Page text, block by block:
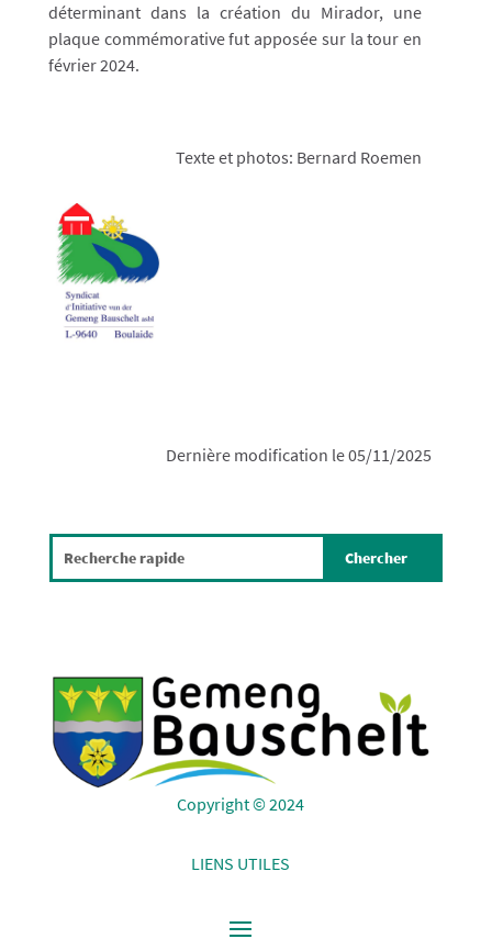
déterminant dans la création du Mirador, une
plaque commémorative fut apposée sur la tour en
février 2024.
Texte et photos: Bernard Roemen
Dernière modification le 05/11/2025
Copyright © 2024
LIENS UTILES